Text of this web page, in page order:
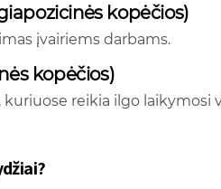
kopėčios)
įvairiems darbams.
kopėčios)
reikia ilgo laikymosi